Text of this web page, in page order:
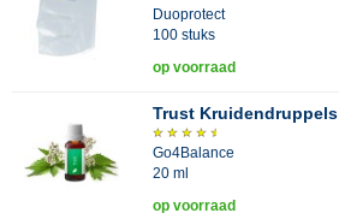
Duoprotect
100 stuks
op voorraad
Trust Kruidendruppels
Go4Balance
20 ml
op voorraad